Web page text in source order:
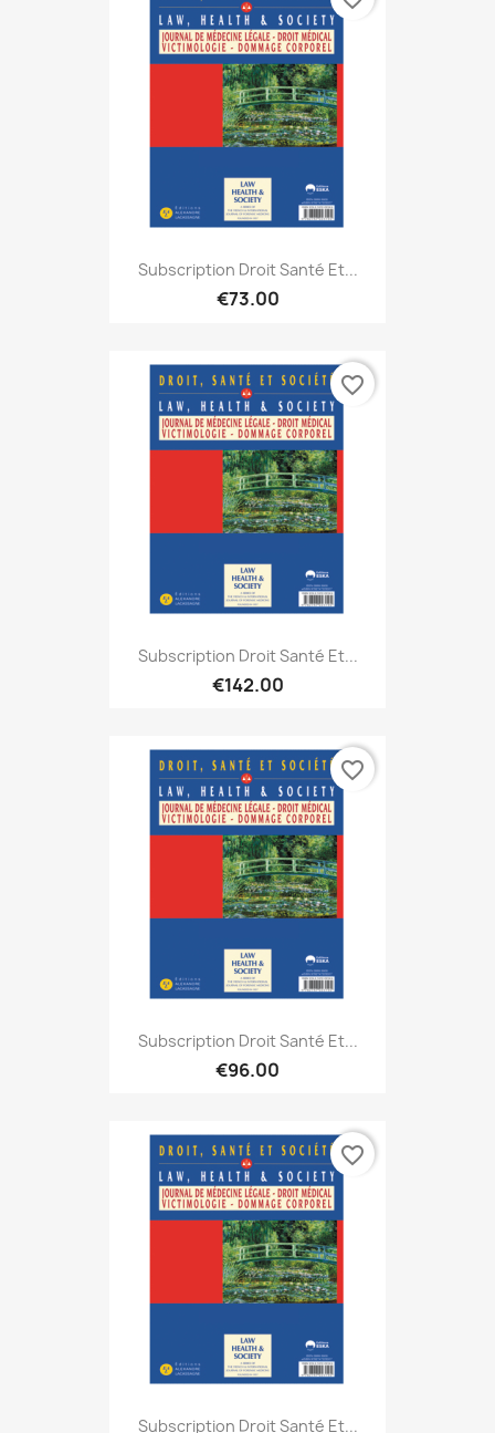
Subscription Droit Santé Et...
€73.00
Subscription Droit Santé Et...
€142.00
favorite_border
Subscription Droit Santé Et...
€96.00
favorite_border
Subscription Droit Santé Et...
favorite_border